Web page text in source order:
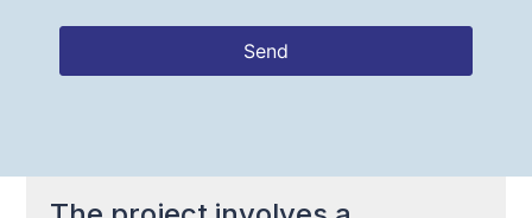
Send
blank